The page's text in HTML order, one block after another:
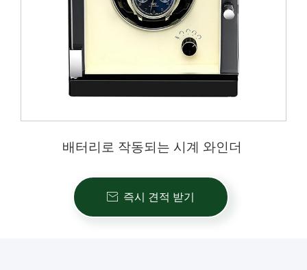
배터리로 작동되는 시계 와인더
 즉시 견적 받기